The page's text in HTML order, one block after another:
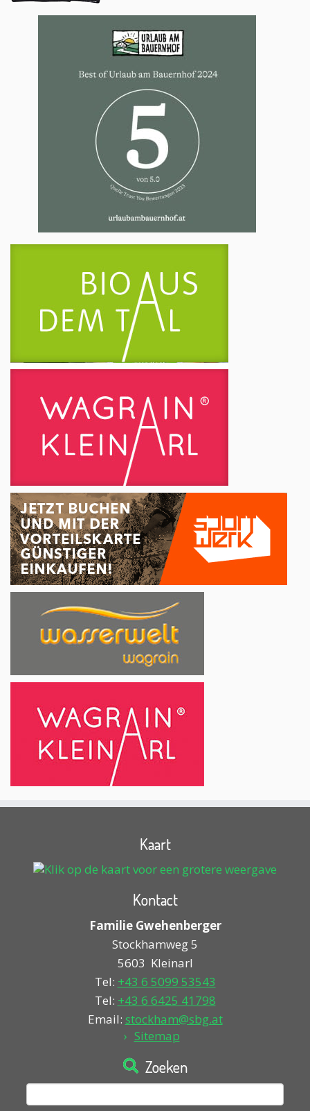
Kaart
Kontact
Familie Gwehenberger
Stockhamweg 5
5603 Kleinarl
Tel: +43 6 5099 53543
Tel: +43 6 6425 41798
Email: stockham@sbg.at
Sitemap
Zoeken
Zoeken